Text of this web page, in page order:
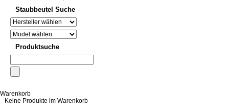
Staubbeutel Suche
Produktsuche
Warenkorb
Keine Produkte im Warenkorb